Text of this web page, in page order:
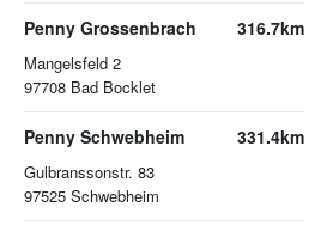
Penny Grossenbrach
Mangelsfeld 2
97708 Bad Bocklet
316.7km
Penny Schwebheim
Gulbranssonstr. 83
97525 Schwebheim
331.4km